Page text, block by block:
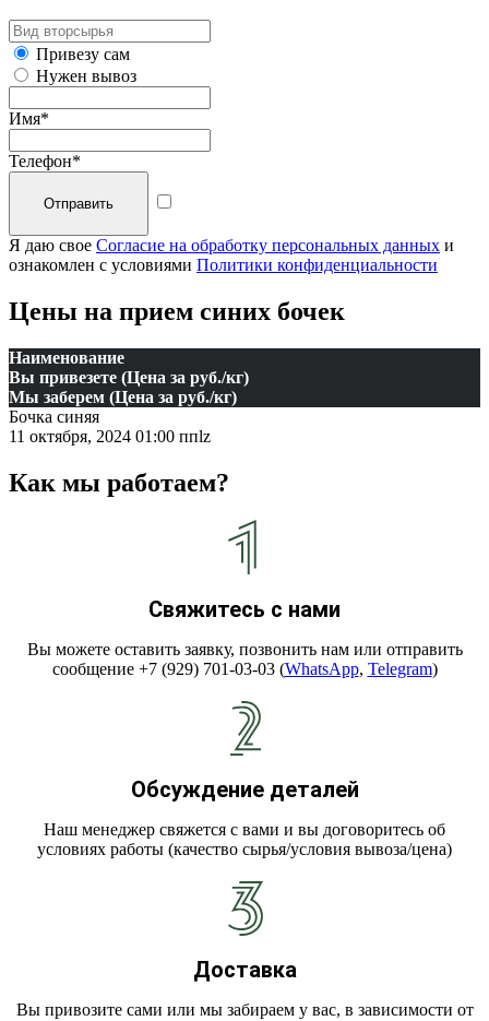
Привезу сам
Нужен вывоз
Имя*
Телефон*
Я даю свое Согласие на обработку персональных данных и
ознакомлен с условиями Политики конфиденциальности
Цены на прием синих бочек
Наименование
Вы привезете (Цена за руб./кг)
Мы заберем (Цена за руб./кг)
Бочка синяя
11 октября, 2024 01:00 ппlz
Как мы работаем?
Свяжитесь с нами
Вы можете оставить заявку, позвонить нам или отправить
сообщение +7 (929) 701-03-03 (WhatsApp, Telegram)
Обсуждение деталей
Наш менеджер свяжется с вами и вы договоритесь об
условиях работы (качество сырья/условия вывоза/цена)
Доставка
Вы привозите сами или мы забираем у вас, в зависимости от